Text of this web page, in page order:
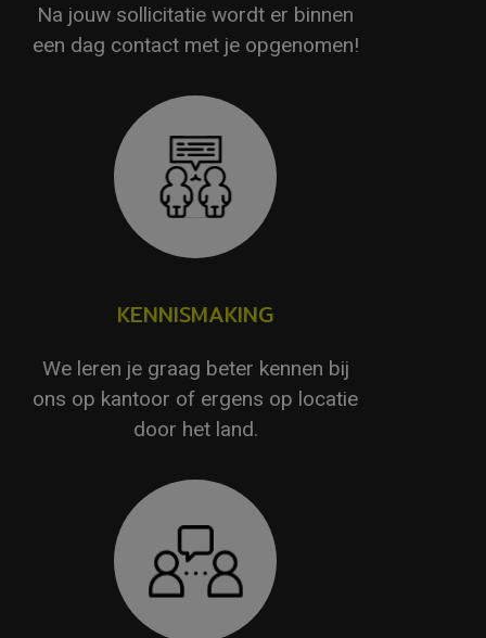
Na jouw sollicitatie wordt er binnen
een dag contact met je opgenomen!
KENNISMAKING
We leren je graag beter kennen bij
ons op kantoor of ergens op locatie
door het land.